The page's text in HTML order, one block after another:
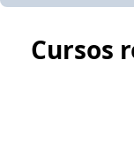
Cursos